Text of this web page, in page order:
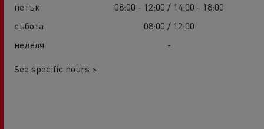
петък
08:00 - 12:00 / 14:00 - 18:00
събота
08:00 / 12:00
неделя
-
See specific hours >